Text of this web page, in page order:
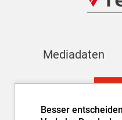
Besser
Mediadaten